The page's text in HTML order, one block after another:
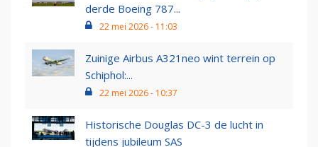
derde Boeing 787...
22 mei 2026 - 11:03
Zuinige Airbus A321neo wint terrein op
Schiphol:...
22 mei 2026 - 10:37
Historische Douglas DC-3 de lucht in
tijdens jubileum SAS